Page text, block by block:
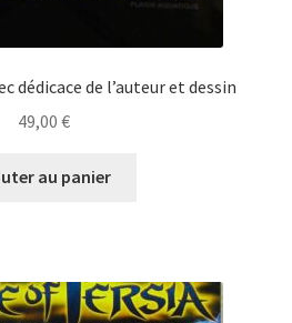
dédicace de l’auteur et dessin
49,00 €
au panier